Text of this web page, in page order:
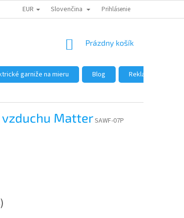
NÁKUPU U NÁS AKO NAKUPOVAŤ VEĽKOOBCHOD
EUR Slovenčina Prihlásenie
NÁKUPNÝ
Prázdny košík
garniže na mieru Blog
Reklamácie a
MatterSAWF-07P